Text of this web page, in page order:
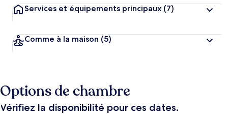
Services et équipements principaux (7)
Comme à la maison (5)
Options de chambre
Vérifiez la disponibilité pour ces dates.